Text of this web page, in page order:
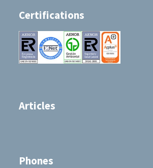
Certifications
Articles
Phones